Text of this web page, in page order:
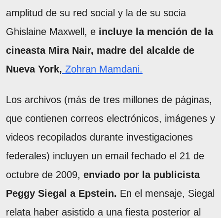
amplitud de su red social y la de su socia
Ghislaine Maxwell, e incluye la mención de la
cineasta Mira Nair, madre del alcalde de
Nueva York, Zohran Mamdani.
Los archivos (más de tres millones de páginas,
que contienen correos electrónicos, imágenes y
videos recopilados durante investigaciones
federales) incluyen un email fechado el 21 de
octubre de 2009, enviado por la publicista
Peggy Siegal a Epstein. En el mensaje, Siegal
relata haber asistido a una fiesta posterior al